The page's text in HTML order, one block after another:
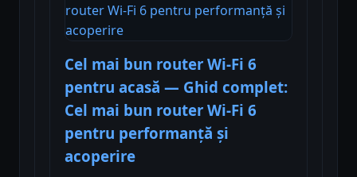
Cel mai bun router Wi-Fi 6
pentru acasă — Ghid complet:
Cel mai bun router Wi-Fi 6
pentru performanță și
acoperire